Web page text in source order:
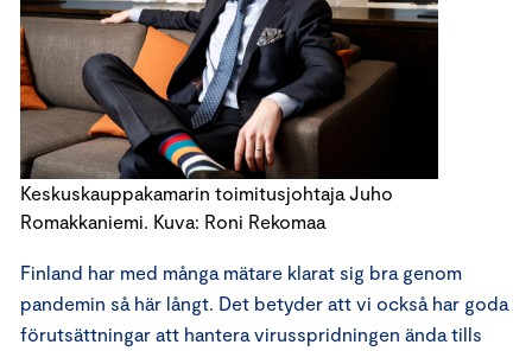
Keskuskauppakamarin toimitusjohtaja Juho
Romakkaniemi. Kuva: Roni Rekomaa
Finland har med många mätare klarat sig bra genom
pandemin så här långt. Det betyder att vi också har goda
förutsättningar att hantera virusspridningen ända tills